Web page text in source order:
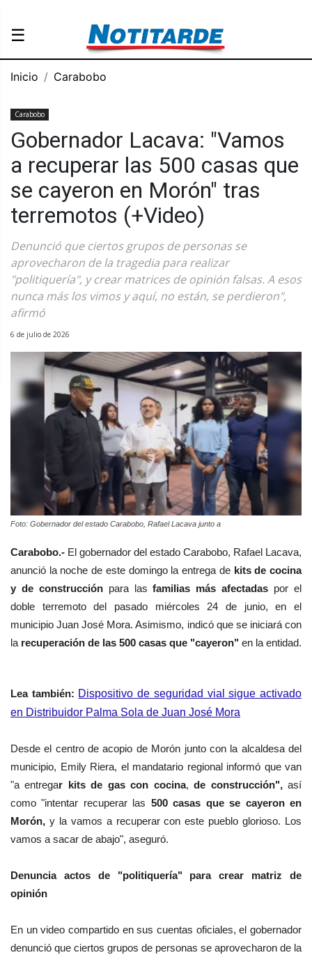
☰
Inicio Carabobo
Carabobo
Gobernador Lacava: "Vamos
a recuperar las 500 casas que
se cayeron en Morón" tras
terremotos (+Video)
Denunció que ciertos grupos de personas se
aprovecharon de la tragedia para realizar
"politiquería", y crear matrices de opinión falsas. A esos
nunca más los vimos y aquí, no están, se perdieron",
afirmó
6 de julio de 2026
Foto: Gobernador del estado Carabobo, Rafael Lacava junto a
Carabobo.- El gobernador del estado Carabobo, Rafael Lacava,
anunció la noche de este domingo la entrega de kits de cocina
y de construcción para las familias más afectadas por el
doble terremoto del pasado miércoles 24 de junio, en el
municipio Juan José Mora. Asimismo, indicó que se iniciará con
la recuperación de las 500 casas que "cayeron" en la entidad.
Lea también: Dispositivo de seguridad vial sigue activado
en Distribuidor Palma Sola de Juan José Mora
Desde el centro de acopio de Morón junto con la alcaldesa del
municipio, Emily Riera, el mandatario regional informó que van
"a entregar kits de gas con cocina, de construcción",así
como "intentar recuperar las 500 casas que se cayeron en
Morón, y la vamos a recuperar con este pueblo glorioso. Los
vamos a sacar de abajo", aseguró.
Denuncia actos de "politiquería" para crear matriz de
opinión
En un video compartido en sus cuentas oficiales, el gobernador
denunció que ciertos grupos de personas se aprovecharon de la